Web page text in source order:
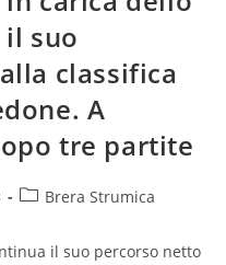
il suo
classifica
A
tre partite
Brera Strumica
il suo percorso netto